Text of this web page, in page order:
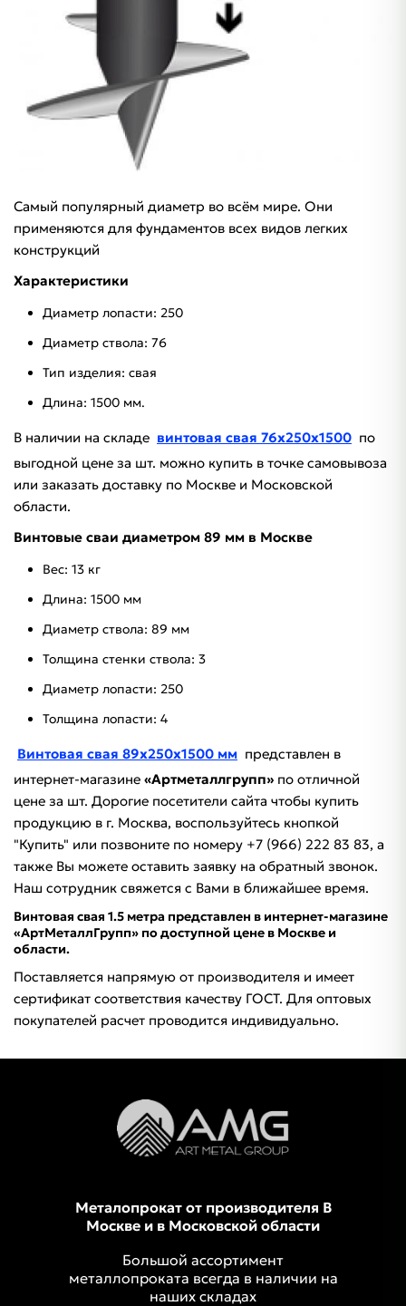
Самый популярный диаметр во всём мире. Они
применяются для фундаментов всех видов легких
конструкций
Характеристики
Диаметр лопасти: 250
Диаметр ствола: 76
Тип изделия: свая
Длина: 1500 мм.
В наличии на складе винтовая свая 76х250х1500 по
выгодной цене за шт. можно купить в точке самовывоза
или заказать доставку по Москве и Московской
области.
Винтовые сваи диаметром 89 мм в Москве
Вес: 13 кг
Длина: 1500 мм
Диаметр ствола: 89 мм
Толщина стенки ствола: 3
Диаметр лопасти: 250
Толщина лопасти: 4
Винтовая свая 89х250х1500 мм представлен в
интернет-магазине «Артметаллгрупп» по отличной
цене за шт. Дорогие посетители сайта чтобы купить
продукцию в г. Москва, воспользуйтесь кнопкой
"Купить" или позвоните по номеру +7 (966) 222 83 83, а
также Вы можете оставить заявку на обратный звонок.
Наш сотрудник свяжется с Вами в ближайшее время.
Винтовая свая 1.5 метра представлен в интернет-магазине
«АртМеталлГрупп» по доступной цене в Москве и
области.
Поставляется напрямую от производителя и имеет
сертификат соответствия качеству ГОСТ. Для оптовых
покупателей расчет проводится индивидуально.
Металопрокат от производителя В
Москве и в Московской области
Большой ассортимент
металлопроката всегда в наличии на
наших складах